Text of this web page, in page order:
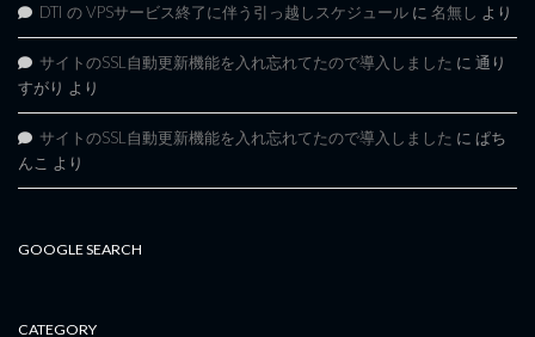
DTI の VPSサービス終了に伴う引っ越しスケジュール に 名無し より
サイトのSSL自動更新機能を入れ忘れてたので導入しました に 通り
すがり より
サイトのSSL自動更新機能を入れ忘れてたので導入しました に ぱち
んこ より
GOOGLE SEARCH
CATEGORY